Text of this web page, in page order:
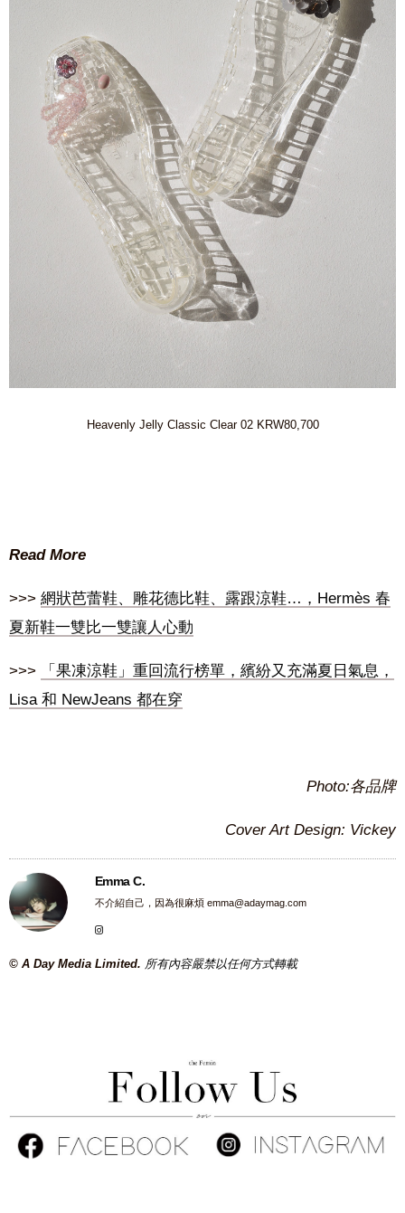
Heavenly Jelly Classic Clear 02 KRW80,700
Read More
>>> 網狀芭蕾鞋、雕花德比鞋、露跟涼鞋…，Hermès 春
夏新鞋一雙比一雙讓人心動
>>>
「果凍涼鞋」重回流行榜單，繽紛又充滿夏日氣息，
Lisa 和 NewJeans 都在穿
Photo:各品牌
Cover Art Design: Vickey
Emma C.
不介紹自己，因為很麻煩 emma@adaymag.com
© A Day Media Limited. 所有內容嚴禁以任何方式轉載